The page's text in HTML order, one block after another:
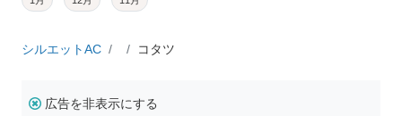
シルエットAC コタツ
広告を非表示にする